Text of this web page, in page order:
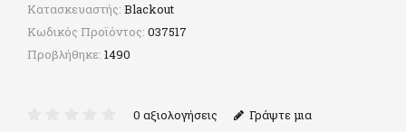
Κατασκευαστής: Blackout
Κωδικός Προϊόντος: 037517
Προβλήθηκε: 1490
0 αξιολογήσεις
Γράψτε μια